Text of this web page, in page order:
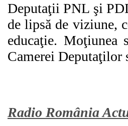
Deputaţii PNL şi
de lipsă de viziune,
educaţie.
Camerei Deputaţilor
Radio România